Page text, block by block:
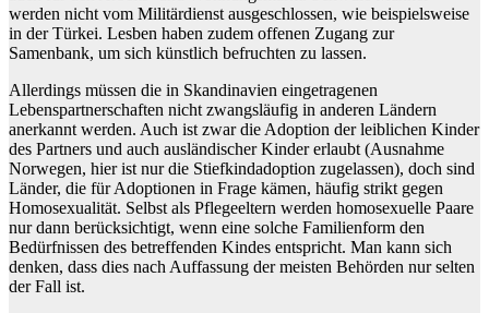
werden nicht vom Militärdienst ausgeschlossen, wie beispielsweise
in der Türkei. Lesben haben zudem offenen Zugang zur
Samenbank, um sich künstlich befruchten zu lassen.
Allerdings müssen die in Skandinavien eingetragenen
Lebenspartnerschaften nicht zwangsläufig in anderen Ländern
anerkannt werden. Auch ist zwar die Adoption der leiblichen Kinder
des Partners und auch ausländischer Kinder erlaubt (Ausnahme
Norwegen, hier ist nur die Stiefkindadoption zugelassen), doch sind
Länder, die für Adoptionen in Frage kämen, häufig strikt gegen
Homosexualität. Selbst als Pflegeeltern werden homosexuelle Paare
nur dann berücksichtigt, wenn eine solche Familienform den
Bedürfnissen des betreffenden Kindes entspricht. Man kann sich
denken, dass dies nach Auffassung der meisten Behörden nur selten
der Fall ist.